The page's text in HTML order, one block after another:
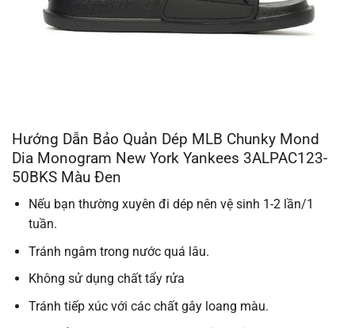
Hướng Dẫn Bảo Quản Dép MLB Chunky Mond
Dia Monogram New York Yankees 3ALPAC123-
50BKS Màu Đen
Nếu bạn thường xuyên đi dép nên vệ sinh 1-2 lần/1
tuần.
Tránh ngâm trong nước quá lâu.
Không sử dụng chất tẩy rửa
Tránh tiếp xúc với các chất gây loang màu.